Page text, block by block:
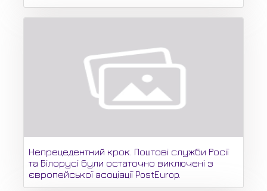
Непрецедентний крок. Поштові служби Росії
та Білорусі були остаточно виключені з
європейської асоціації PostEurop.